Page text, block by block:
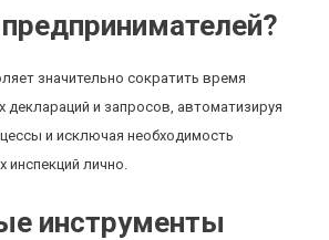
значительно сократить время
деклараций и запросов, автоматизируя
и исключая необходимость
инспекций лично.
инструменты